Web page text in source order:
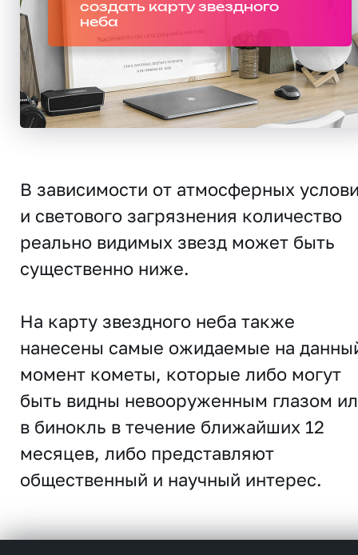
создать карту звездного
неба
В зависимости от атмосферных
и светового загрязнения количество
реально видимых звезд может быть
существенно ниже.
На карту звездного неба также
нанесены самые ожидаемые на
момент кометы, которые либо могут
быть видны невооруженным глазом
в бинокль в течение ближайших 12
месяцев, либо представляют
общественный и научный интерес.